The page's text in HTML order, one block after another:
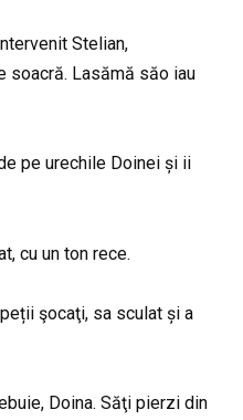
Stelian,
soacră. Lasămă săo iau
pe urechile Doinei și ii
cu un ton rece.
şocaţi, sa sculat și a
Doina. Săţi pierzi din